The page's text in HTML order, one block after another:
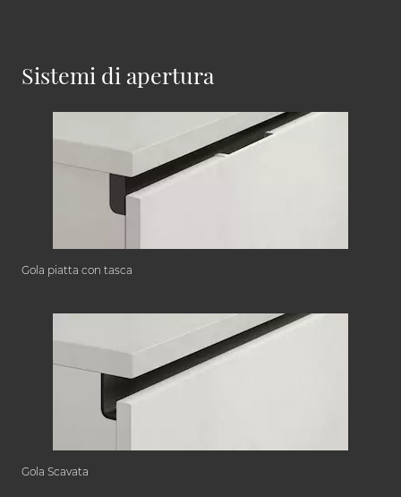
Sistemi di apertura
Gola piatta con tasca
Gola Scavata